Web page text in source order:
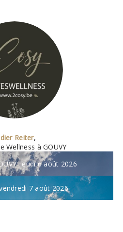
Reiter,
Wellness à GOUVY
jeudi 6 août 2026
7 août 2026